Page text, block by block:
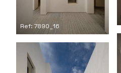
Ref: 7890_16